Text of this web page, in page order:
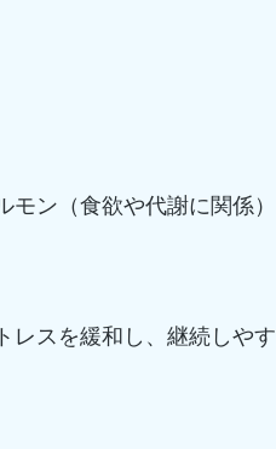
ン（食欲や代謝に関係）
レスを緩和し、継続しやす